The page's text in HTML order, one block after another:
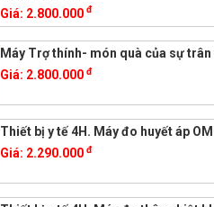
Giá: 2.800.000đ
Máy Trợ thính- món quà của sự
Giá: 2.800.000đ
Thiết bị y tế 4H. Máy đo huyết áp
Giá: 2.290.000đ